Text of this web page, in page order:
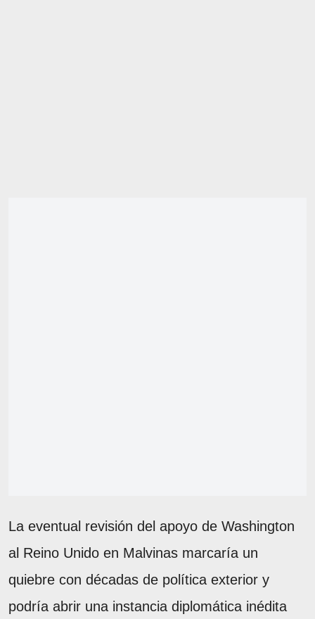
La eventual revisión del apoyo de Washington
al Reino Unido en Malvinas marcaría un
quiebre con décadas de política exterior y
podría abrir una instancia diplomática inédita